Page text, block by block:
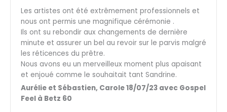
Les artistes ont été extrêmement professionnels et
nous ont permis une magnifique cérémonie .
Ils ont su rebondir aux changements de dernière
minute et assurer un bel au revoir sur le parvis malgré
les réticences du prêtre.
Nous avons eu un merveilleux moment plus apaisant
et enjoué comme le souhaitait tant Sandrine.
Aurélie et Sébastien, Carole 18/07/23 avec Gospel
Feel à Betz 60